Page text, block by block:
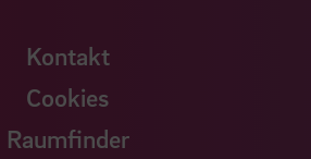
Kontakt
Cookies
Raumfinder